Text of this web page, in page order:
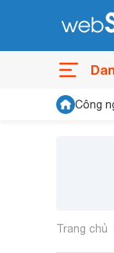
Công
Trang chủ